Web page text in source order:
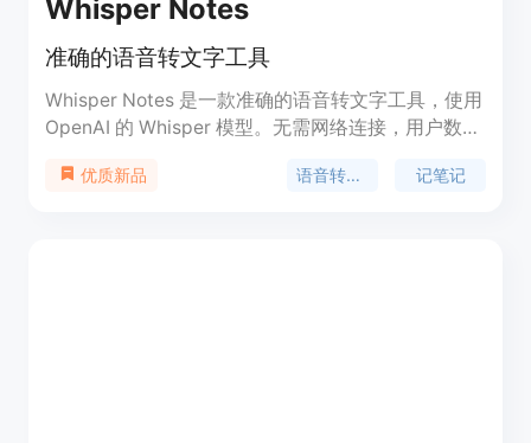
Whisper Notes
准确的语音转文字工具
Whisper Notes 是一款准确的语音转文字工具，使用
OpenAI 的 Whisper 模型。无需网络连接，用户数据
速发送消息等。
优质新品 语音转文字 记笔记